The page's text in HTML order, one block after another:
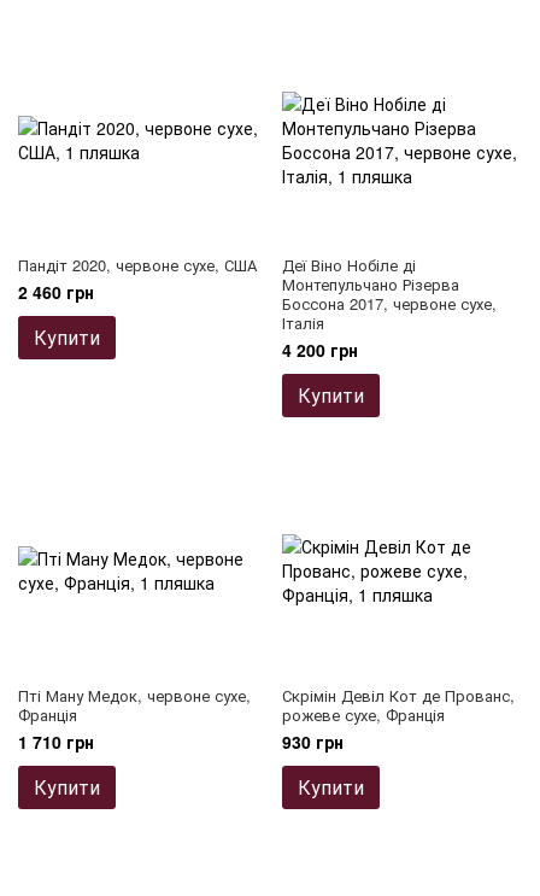
Пандіт 2020, червоне сухе, США
2 460 грн
Купити
Деї Віно Нобіле ді
Монтепульчано Різерва
Боссона 2017, червоне сухе,
Італія
4 200 грн
Купити
Пті Ману Медок, червоне сухе,
Франція
1 710 грн
Купити
Скрімін Девіл Кот де Прованс,
рожеве сухе, Франція
930 грн
Купити